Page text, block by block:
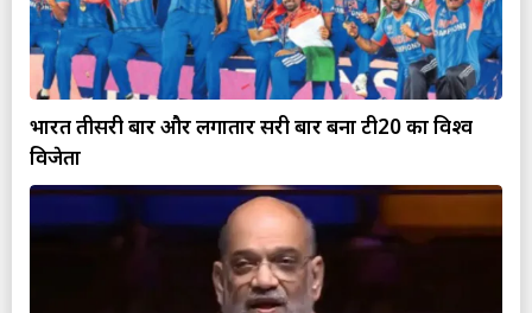
भारत तीसरी बार और लगातार दूसरी बार बना टी20 का विश्व
विजेता